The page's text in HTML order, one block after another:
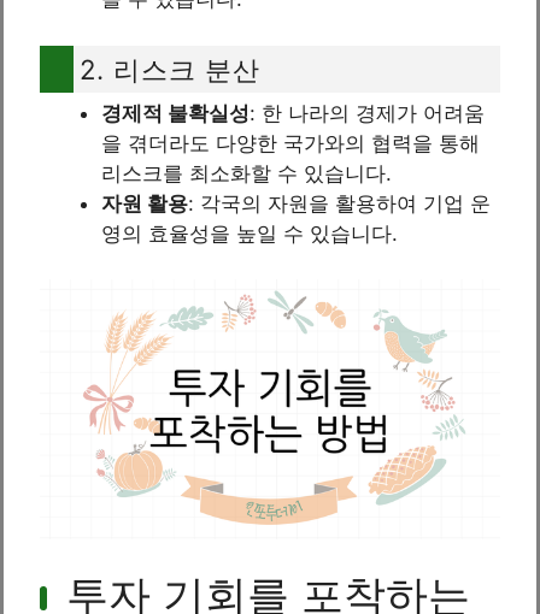
2. 리스크 분산
경제적 불확실성: 한 나라의 경제가 어려움
을 겪더라도 다양한 국가와의 협력을 통해
리스크를 최소화할 수 있습니다.
자원 활용: 각국의 자원을 활용하여 기업 운
영의 효율성을 높일 수 있습니다.
투자 기회를 포착하는